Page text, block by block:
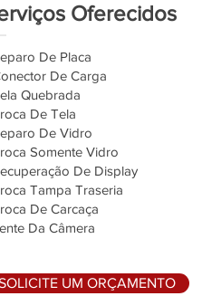
Oferecidos
De Placa
De Carga
Quebrada
De Tela
De Vidro
Somente Vidro
De Display
Tampa Traseria
De Carcaça
Da Câmera
UM ORÇAMENTO